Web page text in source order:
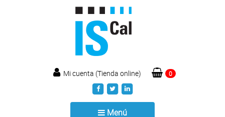
Mi cuenta (Tienda online) 0
Menú